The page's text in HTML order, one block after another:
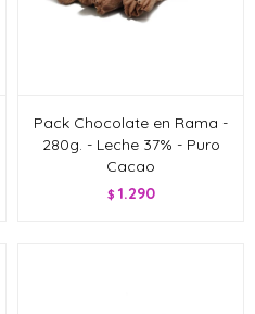
Pack Chocolate en Rama -
280g. - Leche 37% - Puro
Cacao
$ 1.290